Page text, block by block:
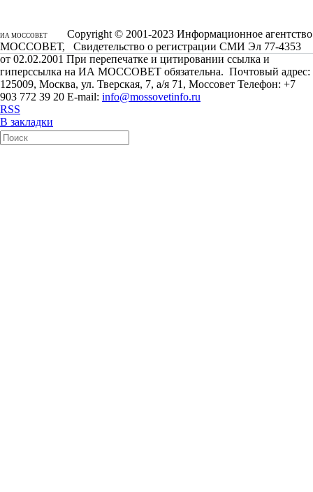
ИА МОССОВЕТ
Copyright © 2001-2023 Информационное агентство
МОССОВЕТ, Свидетельство о регистрации СМИ Эл 77-4353
от 02.02.2001 При перепечатке и цитировании ссылка и
гиперссылка на ИА МОССОВЕТ обязательна. Почтовый адрес:
125009, Москва, ул. Тверская, 7, а/я 71, Моссовет Телефон: +7
903 772 39 20 E-mail: info@mossovetinfo.ru
RSS
В закладки